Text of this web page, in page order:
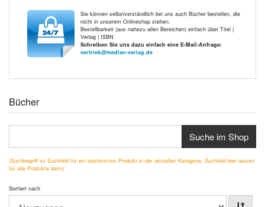
Sie können selbstverständlich bei uns auch Bücher bestellen, die
nicht in unserem Onlineshop stehen.
Bestellbarkeit (aus nahezu allen Bereichen) einfach über Titel |
Verlag | ISBN
Schreiben Sie uns dazu einfach eine E-Mail-Anfrage:
vertrieb@median-verlag.de
Bücher
Suche im Shop
(Suchbegriff im Suchfeld für ein bestimmtes Produkt in der aktuellen Kategorie, Suchfeld leer lassen
für alle Produkte darin)
Sortiert nach